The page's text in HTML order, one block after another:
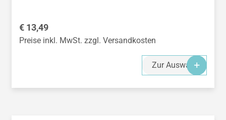
Regulärer Preis:
€ 13,49
Preise inkl. MwSt. zzgl. Versandkosten
Zur Auswahl